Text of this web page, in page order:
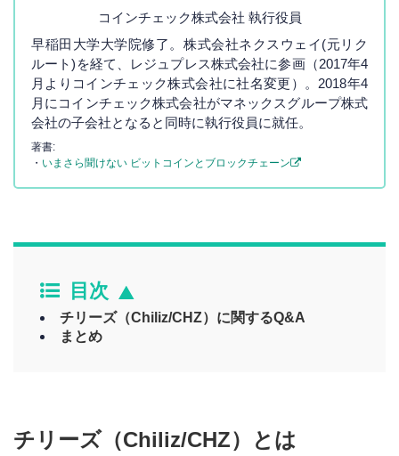
コインチェック株式会社 執行役員
早稲田大学大学院修了。株式会社ネクスウェイ(元リク
ルート)を経て、レジュプレス株式会社に参画（2017年4
月よりコインチェック株式会社に社名変更）。2018年4
月にコインチェック株式会社がマネックスグループ株式
会社の子会社となると同時に執行役員に就任。
著書:
・ いまさら聞けない ビットコインとブロックチェーン
目次
チリーズ（Chiliz/CHZ）に関するQ&A
まとめ
チリーズ（Chiliz/CHZ）とは